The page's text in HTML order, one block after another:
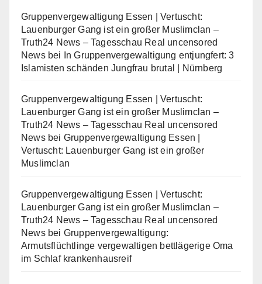
Gruppenvergewaltigung Essen | Vertuscht:
Lauenburger Gang ist ein großer Muslimclan –
Truth24 News – Tagesschau Real uncensored
Newsbei
In Gruppenvergewaltigung entjungfert: 3
Islamisten schänden Jungfrau brutal | Nürnberg
Gruppenvergewaltigung Essen | Vertuscht:
Lauenburger Gang ist ein großer Muslimclan –
Truth24 News – Tagesschau Real uncensored
Newsbei Gruppenvergewaltigung Essen |
Vertuscht: Lauenburger Gang ist ein großer
Muslimclan
Gruppenvergewaltigung Essen | Vertuscht:
Lauenburger Gang ist ein großer Muslimclan –
Truth24 News – Tagesschau Real uncensored
Newsbei Gruppenvergewaltigung:
Armutsflüchtlinge vergewaltigen bettlägerige Oma
im Schlaf krankenhausreif